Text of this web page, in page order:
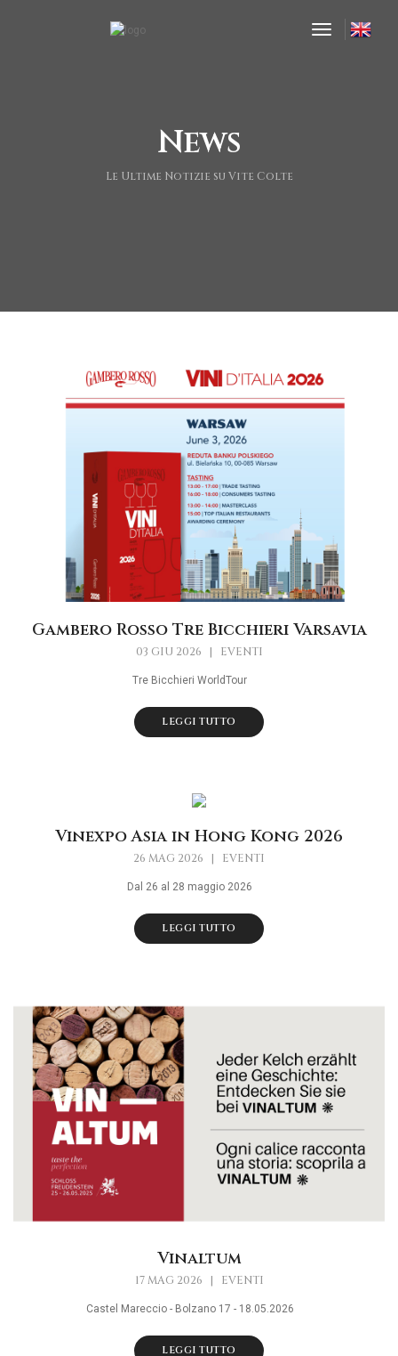
toggle
News
Le Ultime Notizie su Vite Colte
Gambero Rosso Tre Bicchieri Varsavia
03 GIU 2026 | EVENTI
Tre Bicchieri WorldTour
LEGGI TUTTO
Vinexpo Asia in Hong Kong 2026
26 MAG 2026 | EVENTI
Dal 26 al 28 maggio 2026
LEGGI TUTTO
Vinaltum
17 MAG 2026 | EVENTI
Castel Mareccio - Bolzano 17 - 18.05.2026
LEGGI TUTTO